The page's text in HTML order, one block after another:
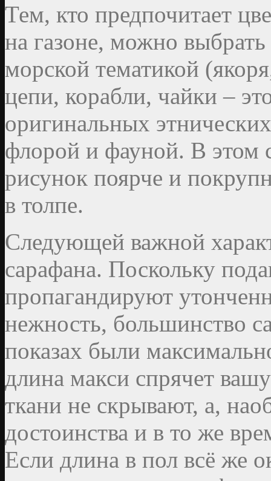
Тем, кто предпочитает
на газоне, можно
морской тематикой
цепи, корабли, чайки –
оригинальных
флорой и фауной. В этом
рисунок поярче и
в толпе.
Следующей важной
сарафана. Поскольку
пропагандируют
нежность, большинство
показах были
длина макси спрячет
ткани не скрывают, а,
достоинства и в то же
Если длина в пол всё же